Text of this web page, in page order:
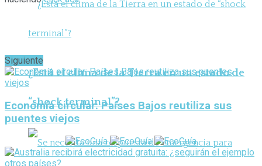
¿Está el clima de la Tierra en un estado de
“shock terminal”?
Siguiente
Economía circular: Países Bajos reutiliza sus
puentes viejos